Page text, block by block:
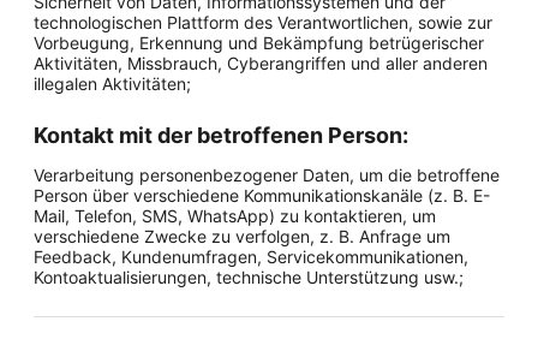
technologischen Plattform des Verantwortlichen, sowie zur
Vorbeugung, Erkennung und Bekämpfung betrügerischer
Aktivitäten, Missbrauch, Cyberangriffen und aller anderen
illegalen Aktivitäten;
Kontakt mit der betroffenen Person:
Verarbeitung personenbezogener Daten, um die betroffene
Person über verschiedene Kommunikationskanäle (z. B. E-
Mail, Telefon, SMS, WhatsApp) zu kontaktieren, um
verschiedene Zwecke zu verfolgen, z. B. Anfrage um
Feedback, Kundenumfragen, Servicekommunikationen,
Kontoaktualisierungen, technische Unterstützung usw.;